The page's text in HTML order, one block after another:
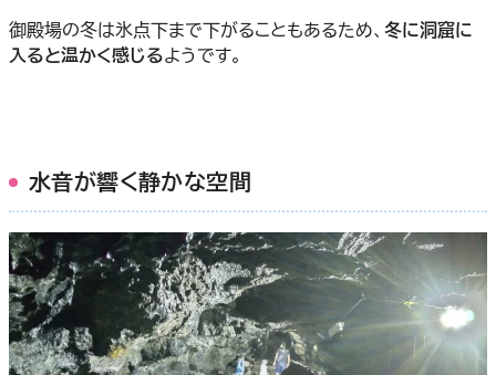
御殿場の冬は氷点下まで下がることもあるため、 冬に洞窟に
入ると温かく感じるようです。
水音が響く静かな空間